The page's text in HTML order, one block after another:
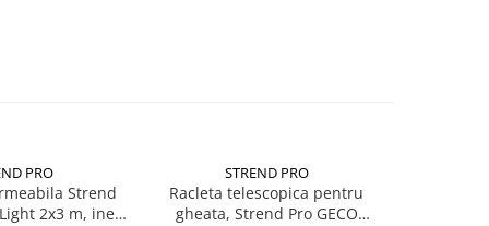
PRO
Strend
2x3 m, inele
STREND PRO
Racleta telescopica pentru
gheata, Strend Pro GECO